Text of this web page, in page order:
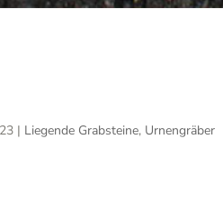
| Liegende Grabsteine, Urnengräber